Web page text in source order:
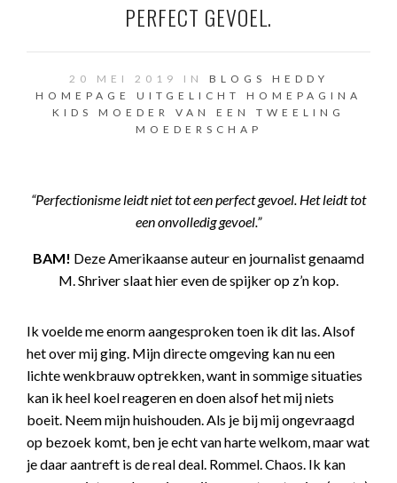
PERFECT GEVOEL.
20 MEI 2019 IN BLOGS HEDDY
HOMEPAGE UITGELICHT
HOMEPAGINA
KIDS
MOEDER VAN EEN TWEELING
MOEDERSCHAP
“Perfectionisme leidt niet tot een perfect gevoel. Het leidt tot
een onvolledig gevoel.”
BAM! Deze Amerikaanse auteur en journalist genaamd
M. Shriver slaat hier even de spijker op z’n kop.
Ik voelde me enorm aangesproken toen ik dit las. Alsof
het over mij ging. Mijn directe omgeving kan nu een
lichte wenkbrauw optrekken, want in sommige situaties
kan ik heel koel reageren en doen alsof het mij niets
boeit. Neem mijn huishouden. Als je bij mij ongevraagd
op bezoek komt, ben je echt van harte welkom, maar wat
je daar aantreft is de real deal. Rommel. Chaos. Ik kan